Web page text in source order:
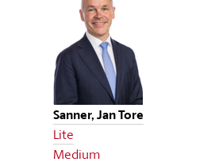
Sanner, Jan Tore
Lite
Medium